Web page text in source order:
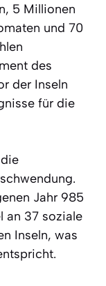
5 Millionen
und 70
des
der Inseln
für die
Jahr 985
an 37 soziale
Inseln, was